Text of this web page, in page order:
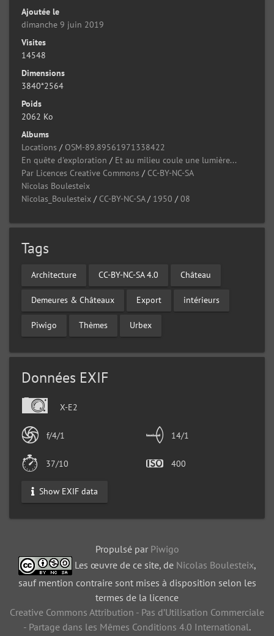
Ajoutée le
dimanche 9 juin 2019
Visites
14548
Dimensions
3840*2564
Poids
2062 Ko
Albums
Locations / OSM-89.89561971338422
En quête d'exploration / Et au milieu coule une lumière...
Par Licences Creative Commons / CC-BY-NC-SA
Nicolas Boulesteix
Nicolas_Boulesteix / CC-BY-NC-SA/ 1950 /08
Tags
Architecture CC-BY-NC-SA 4.0 Château
Demeures & Châteaux Export intérieurs
Piwigo Thèmes Urbex
Données EXIF
X-E2
f/4/1 14/1
37/10 400
Show EXIF data
Propulsé par Piwigo
Les œuvre de ce site, de Nicolas Boulesteix,
sauf mention contraire sont mises à disposition selon les
termes de la licence
Creative Commons Attribution - Pas d’Utilisation Commerciale
- Partage dans les Mêmes Conditions 4.0 International.